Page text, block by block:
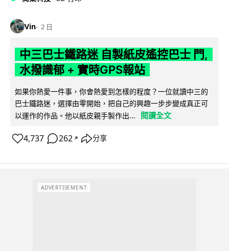
Vin 2 日
中三巴士鐵路迷 自製紙皮遙控巴士 門,
水撥識郁 + 實時GPS報站
如果你熱愛一件事，你會熱愛到怎樣的程度？一位就讀中三的
巴士鐵路迷，選擇由零開始，把自己的興趣一步步變成真正可
以運作的作品。他以紙皮親手製作出...
閱讀全文
4,737 262 ↗ 分享
ADVERTISEMENT